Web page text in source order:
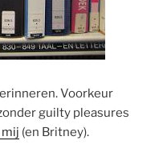
Voorkeur
guilty pleasures
(en Britney).